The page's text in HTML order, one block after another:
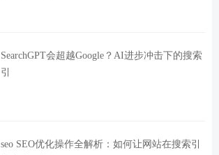
SearchGPT会超越Google？AI进步冲击下的搜索
引
seo SEO优化操作全解析：如何让网站在搜索引